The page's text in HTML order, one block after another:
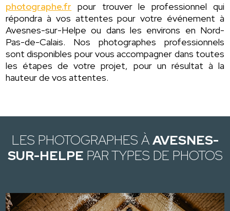
photographe.fr pour trouver le professionnel qui
répondra à vos attentes pour votre événement à
Avesnes-sur-Helpe ou dans les environs en Nord-
Pas-de-Calais. Nos photographes professionnels
sont disponibles pour vous accompagner dans toutes
les étapes de votre projet, pour un résultat à la
hauteur de vos attentes.
LES PHOTOGRAPHES ÀAVESNES-
SUR-HELPE PAR TYPES DE PHOTOS